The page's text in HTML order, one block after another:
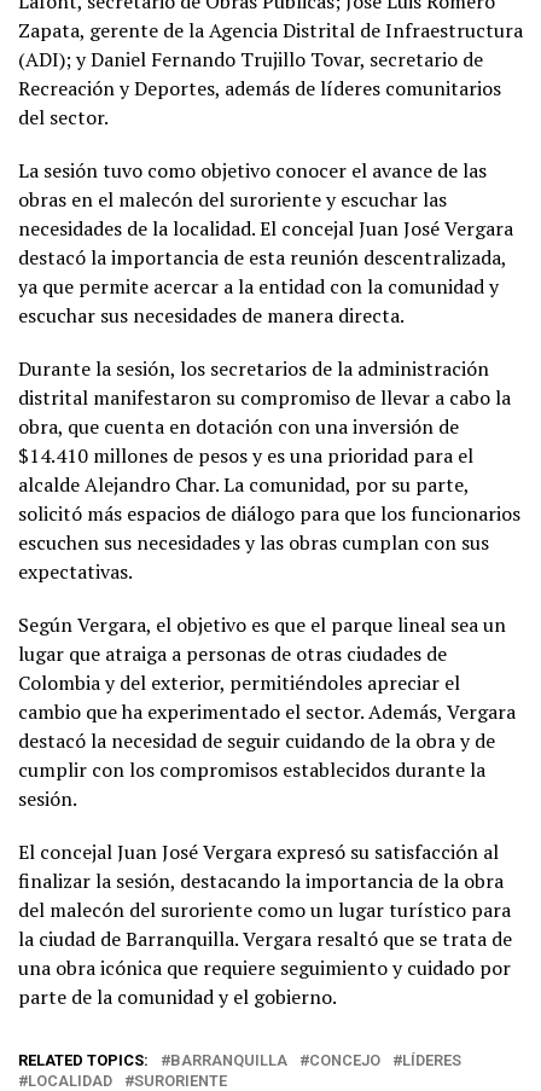
Zapata, gerente de la Agencia Distrital de Infraestructura
(ADI); y Daniel Fernando Trujillo Tovar, secretario de
Recreación y Deportes, además de líderes comunitarios
del sector.
La sesión tuvo como objetivo conocer el avance de las
obras en el malecón del suroriente y escuchar las
necesidades de la localidad. El concejal Juan José Vergara
destacó la importancia de esta reunión descentralizada,
ya que permite acercar a la entidad con la comunidad y
escuchar sus necesidades de manera directa.
Durante la sesión, los secretarios de la administración
distrital manifestaron su compromiso de llevar a cabo la
obra, que cuenta en dotación con una inversión de
$14.410 millones de pesos y es una prioridad para el
alcalde Alejandro Char. La comunidad, por su parte,
solicitó más espacios de diálogo para que los funcionarios
escuchen sus necesidades y las obras cumplan con sus
expectativas.
Según Vergara, el objetivo es que el parque lineal sea un
lugar que atraiga a personas de otras ciudades de
Colombia y del exterior, permitiéndoles apreciar el
cambio que ha experimentado el sector. Además, Vergara
destacó la necesidad de seguir cuidando de la obra y de
cumplir con los compromisos establecidos durante la
sesión.
El concejal Juan José Vergara expresó su satisfacción al
finalizar la sesión, destacando la importancia de la obra
del malecón del suroriente como un lugar turístico para
la ciudad de Barranquilla. Vergara resaltó que se trata de
una obra icónica que requiere seguimiento y cuidado por
parte de la comunidad y el gobierno.
RELATED TOPICS: BARRANQUILLA CONCEJO
LÍDERES
LOCALIDAD
SURORIENTE